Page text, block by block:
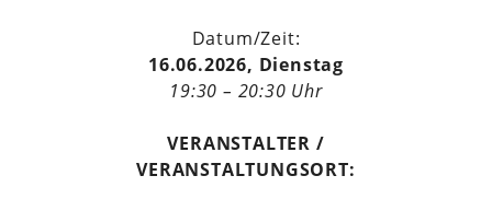
Datum/Zeit:
16.06.2026, Dienstag
19:30 – 20:30 Uhr
VERANSTALTER /
VERANSTALTUNGSORT: